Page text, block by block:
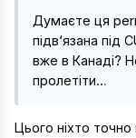
Думаєте ця
підв‘язана під
вже в Канаді?
пролетіти…
Цього ніхто